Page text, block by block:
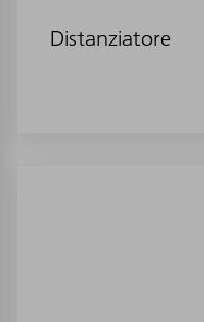
Distanziatore